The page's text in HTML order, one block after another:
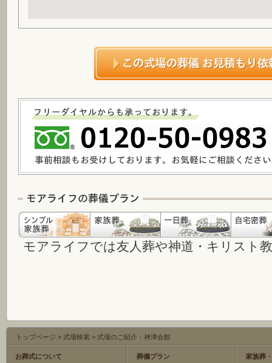
モアライフでは友人葬や神道・キリスト
トップページ > 式場検索 > 式場のご紹介：神津会館
お葬式について 葬儀プラン 家族葬